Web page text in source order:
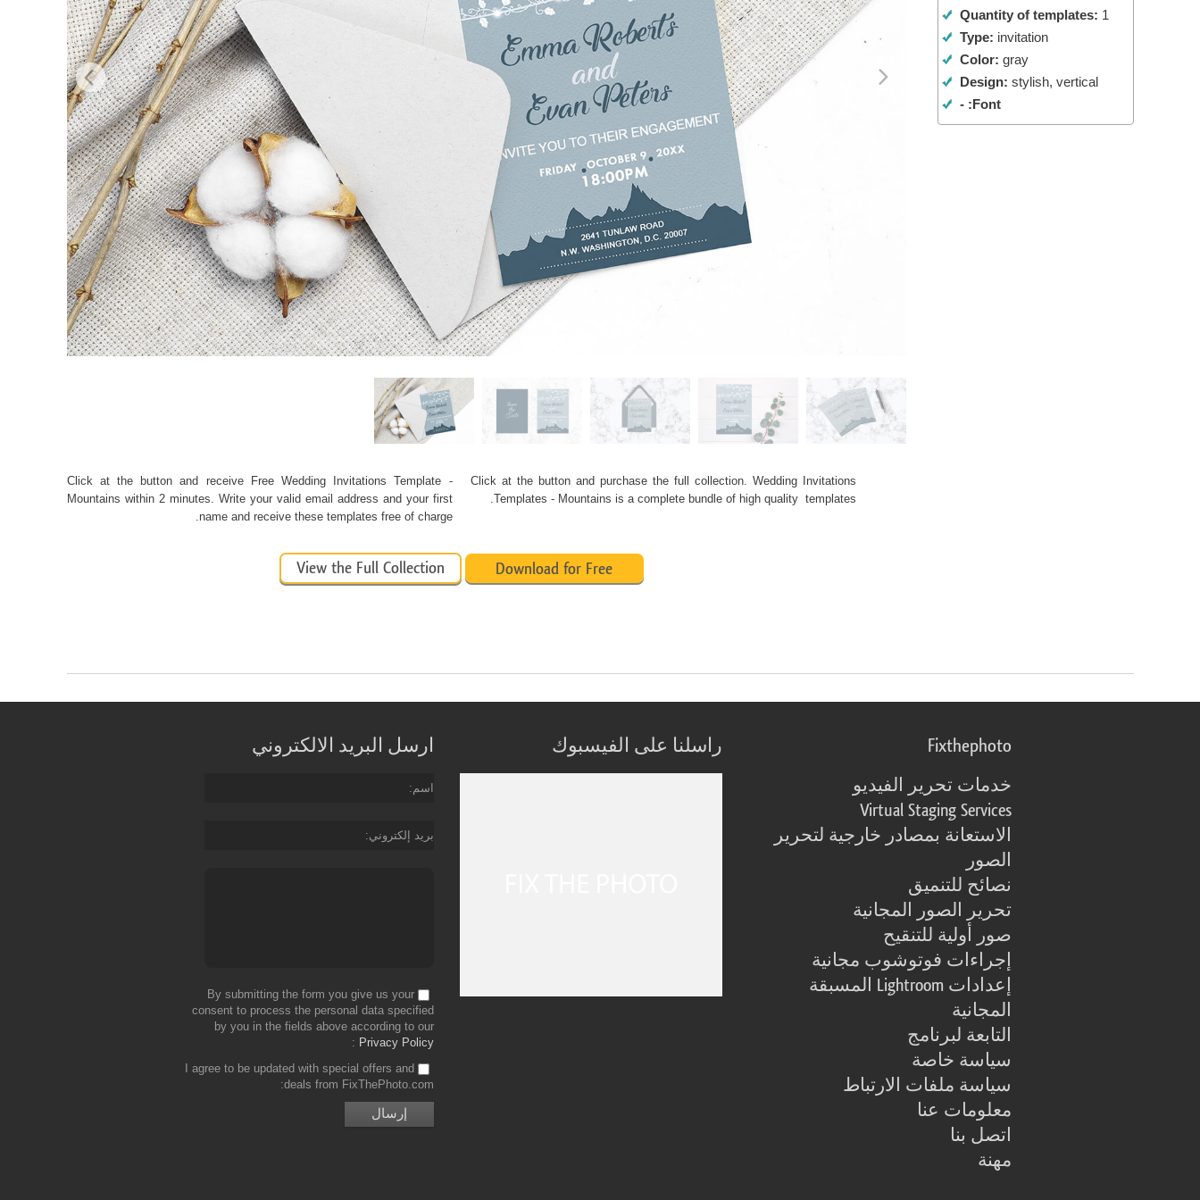
تنقيح المنتجات خدمات تنميق المجوهرات بيانات تدريب الذكاء
الاصطناعي
Video Editing Services Quantity of templates: 1
Type: invitation
Color: gray
Design: stylish, vertical
Font: -
Click at the button and receive Free Wedding Invitations Template -
Mountains within 2 minutes. Write your valid email address and your first
name and receive these templates free of charge.
Click at the button and purchase the full collection. Wedding Invitations
Templates - Mountains is a complete bundle of high quality templates.
Download for Free
View the Full Collection
ارسل البريد الالكتروني
اسم
بريد إلكتروني
By submitting the form you give us your
consent to process the personal data specified
by you in the fields above according to our
Privacy Policy
I agree to be updated with special offers and
deals from FixThePhoto.com
راسلنا على الفيسبوك Fixthephoto
خدمات تحرير الفيديو
Virtual Staging Services
الاستعانة بمصادر خارجية لتحرير
الصور
نصائح للتنميق
تحرير الصور المجانية
صور أولية للتنقيح
إجراءات فوتوشوب مجانية
إعدادات Lightroom المسبقة
المجانية
التابعة لبرنامج
سياسة خاصة
سياسة ملفات الارتباط
معلومات عنا
اتصل بنا
مهنة